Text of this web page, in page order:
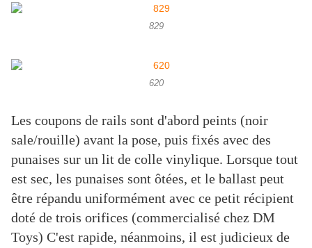
829
620
Les coupons de rails sont d'abord peints (noir
sale/rouille) avant la pose, puis fixés avec des
punaises sur un lit de colle vinylique. Lorsque tout
est sec, les punaises sont ôtées, et le ballast peut
être répandu uniformément avec ce petit récipient
doté de trois orifices (commercialisé chez DM
Toys) C'est rapide, néanmoins, il est judicieux de